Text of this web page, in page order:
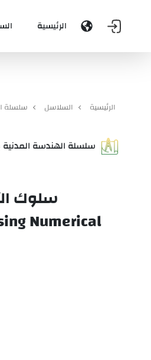
الرئيسية
الرئيسية السلاسل سلسلة
سلسلة الهندسة المدنية
سلوك
Numerical